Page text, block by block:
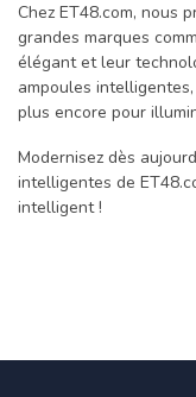
Chez ET48.com, nous
grandes marques
élégant et leur
ampoules
plus encore pour
Modernisez dès
intelligentes de
intelligent !